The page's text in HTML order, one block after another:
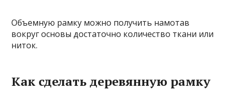
Объемную рамку можно получить намотав
вокруг основы достаточно количество ткани или
ниток.
Как сделать деревянную рамку